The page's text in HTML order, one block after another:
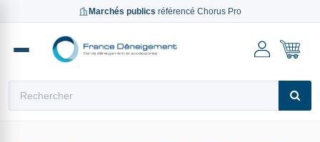
Marchés publics référencé Chorus Pro